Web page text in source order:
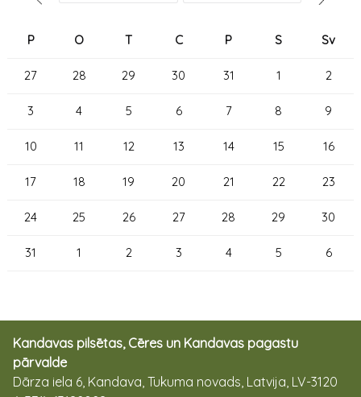
P O T C P S Sv
27 28 29 30 31 1 2
3 4 5 6 7 8 9
10 11 12 13 14 15 16
17 18 19 20 21 22 23
24 25 26 27 28 29 30
31 1 2 3 4 5 6
Kandavas pilsētas, Cēres un Kandavas pagastu
pārvalde
Dārza iela 6, Kandava, Tukuma novads, Latvija, LV-3120